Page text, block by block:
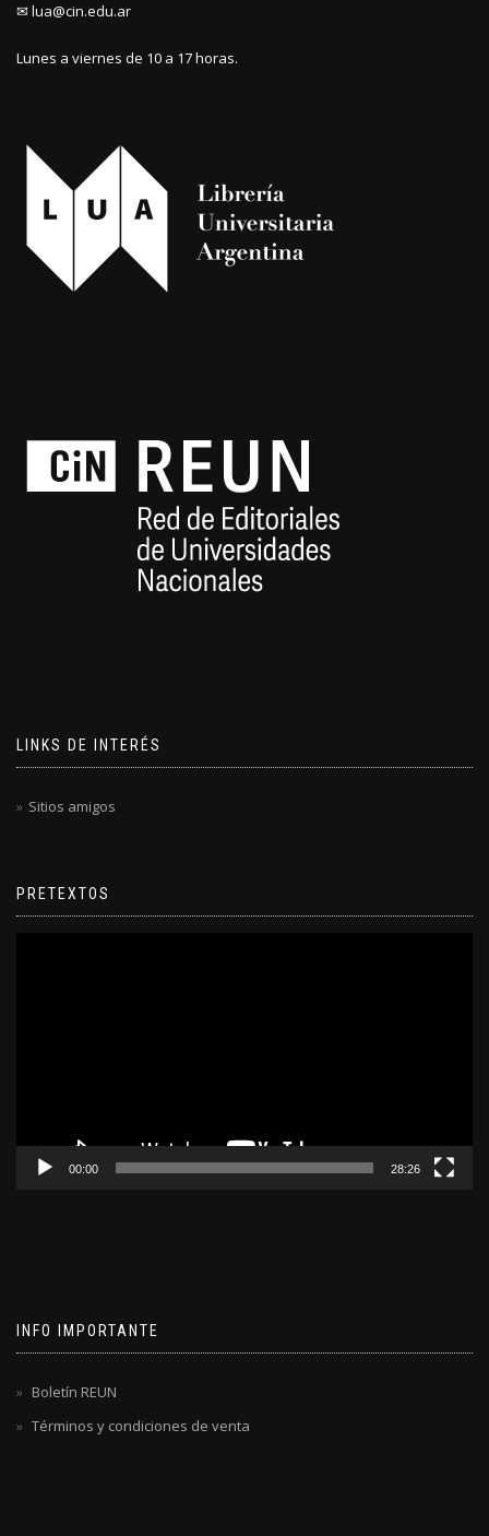
✉ lua@cin.edu.ar
Lunes a viernes de 10 a 17 horas.
LINKS DE INTERÉS
Sitios amigos
PRETEXTOS
00:00 28:26
INFO IMPORTANTE
Boletín REUN
Términos y condiciones de venta